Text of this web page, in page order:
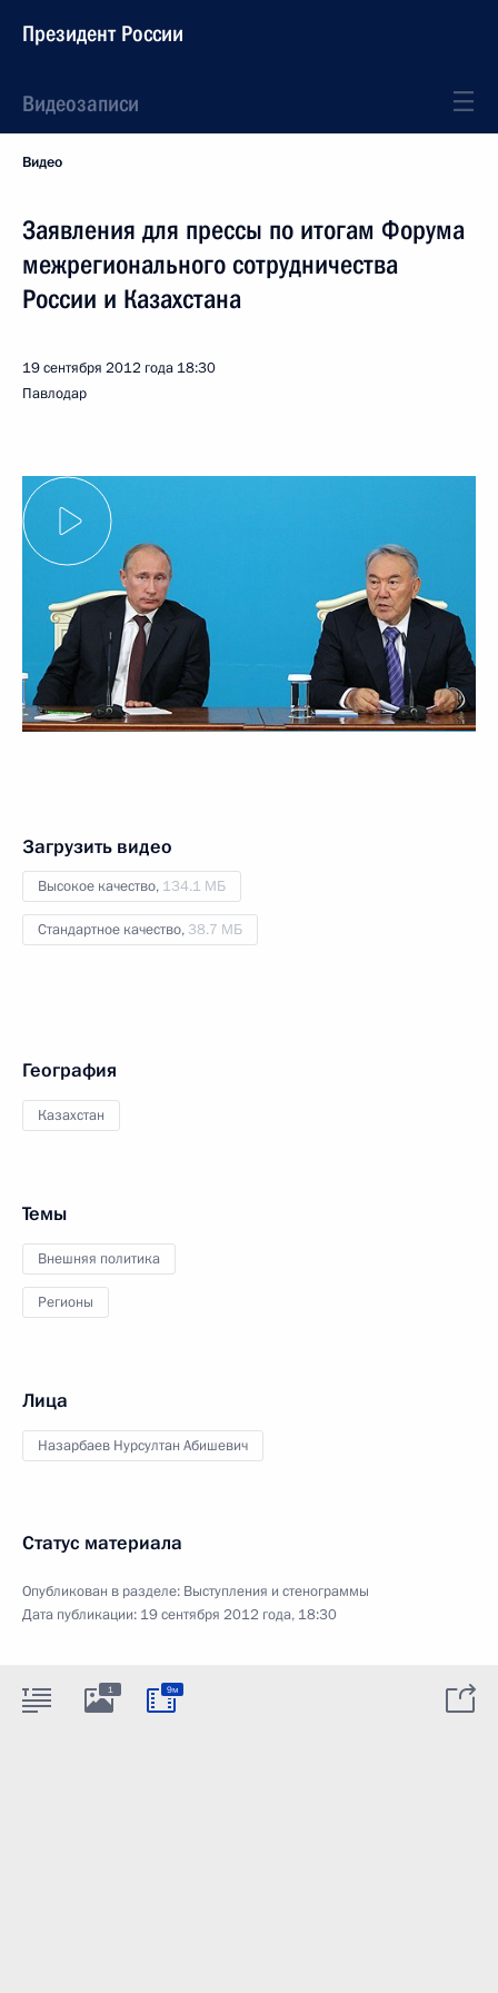
Президент России
Видеозаписи
Видео
Заявления для прессы по итогам Форума
межрегионального сотрудничества
России и Казахстана
19 сентября 2012 года 18:30
Павлодар
Загрузить видео
Высокое качество, 134.1 МБ
Стандартное качество, 38.7 МБ
География
Казахстан
Темы
Внешняя политика
Регионы
Лица
Назарбаев Нурсултан Абишевич
Статус материала
Опубликован в разделе: Выступления и стенограммы
Дата публикации: 19 сентября 2012 года, 18:30
1 9м